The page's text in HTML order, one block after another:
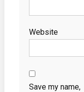
Website
Save my name,